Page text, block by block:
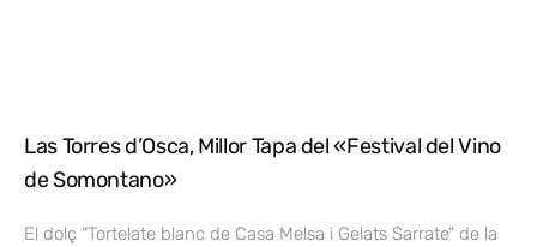
Las Torres d’Osca, Millor Tapa del «Festival del Vino
de Somontano»
El dolç “Tortelate blanc de Casa Melsa i Gelats Sarrate” de la